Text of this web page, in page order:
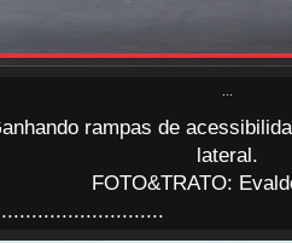
rampas de
lateral.
FOTO&TRATO: